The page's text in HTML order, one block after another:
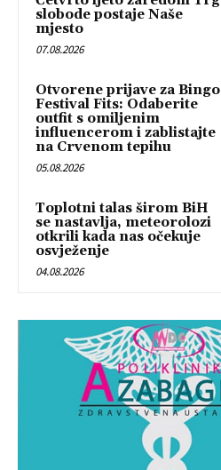
slobode postaje Naše
mjesto
07.08.2026
Otvorene prijave za Bingo
Festival Fits: Odaberite
outfit s omiljenim
influencerom i zablistajte
na Crvenom tepihu
05.08.2026
Toplotni talas širom BiH
se nastavlja, meteorolozi
otkrili kada nas očekuje
osvježenje
04.08.2026